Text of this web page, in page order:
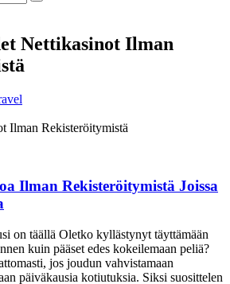
Nettikasinot Ilman
Ilman Rekisteröitymistä
Ilman Rekisteröitymistä Joissa
on täällä Oletko kyllästynyt täyttämään
kuin pääset edes kokeilemaan peliä?
jos joudun vahvistamaan
päiväkausia kotiutuksia. Siksi suosittelen